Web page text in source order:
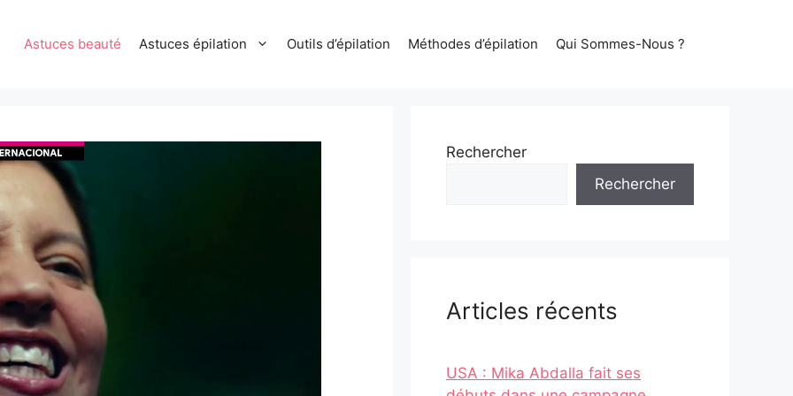
Astuces beauté Astuces épilation Outils d’épilation Méthodes d’épilation Qui Sommes-Nous ?
Rechercher
Rechercher
Articles récents
USA : Mika Abdalla fait ses